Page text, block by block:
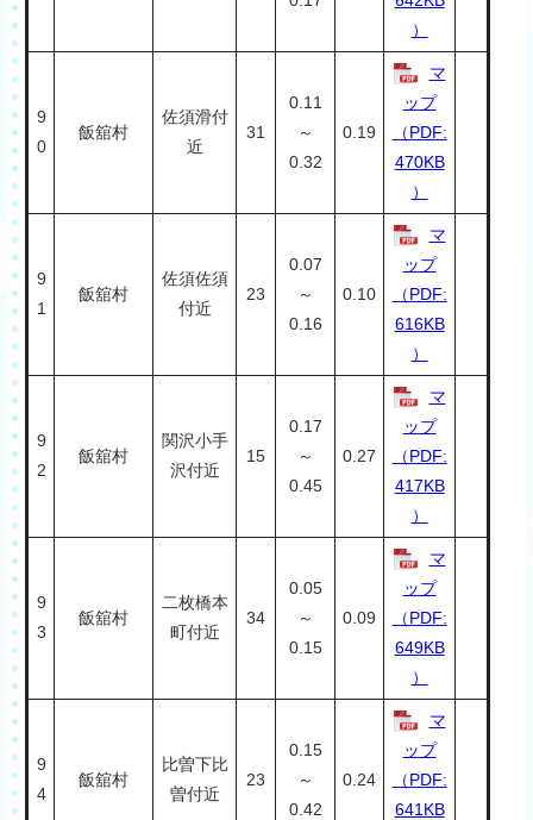
）
9
0
飯舘村
佐須滑付
近
31
0.11
～
0.32
0.19
マ
ップ
（PDF:
470KB
）
9
1
飯舘村
佐須佐須
付近
23
0.07
～
0.16
0.10
マ
ップ
（PDF:
616KB
）
9
2
飯舘村
関沢小手
沢付近
15
0.17
～
0.45
0.27
マ
ップ
（PDF:
417KB
）
9
3
飯舘村
二枚橋本
町付近
34
0.05
～
0.15
0.09
マ
ップ
（PDF:
649KB
）
9
4
飯舘村
比曽下比
曽付近
23
0.15
～
0.42
0.24
マ
ップ
（PDF:
641KB